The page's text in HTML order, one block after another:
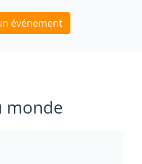
événement
monde